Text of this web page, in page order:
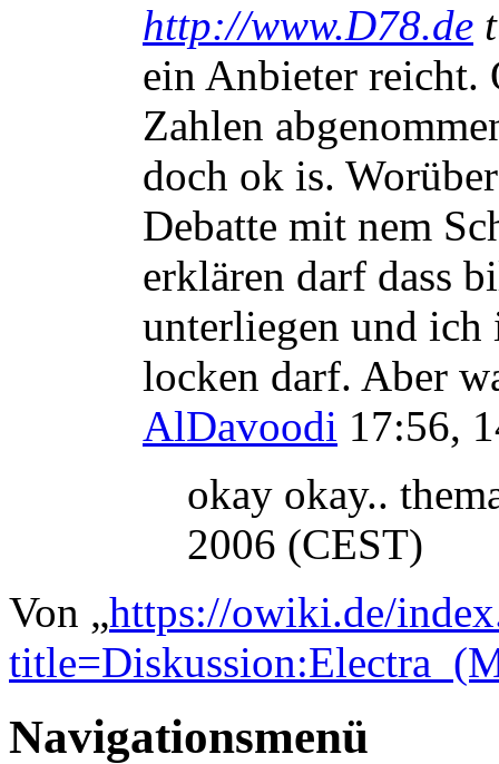
http://www.D78.de
ein Anbieter reicht.
Zahlen
doch ok is.
Debatte mit nem
erklären darf dass
unterliegen und
locken darf. Aber
AlDavoodi 17:56,
okay okay..
2006 (CEST)
Von „https://owiki.de/
Navigationsmenü